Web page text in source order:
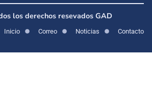
los derechos resevados GAD
Inicio Correo Noticias Contacto